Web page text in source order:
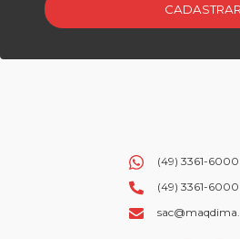
CADASTRAR
(49) 3361-6000
(49) 3361-6000